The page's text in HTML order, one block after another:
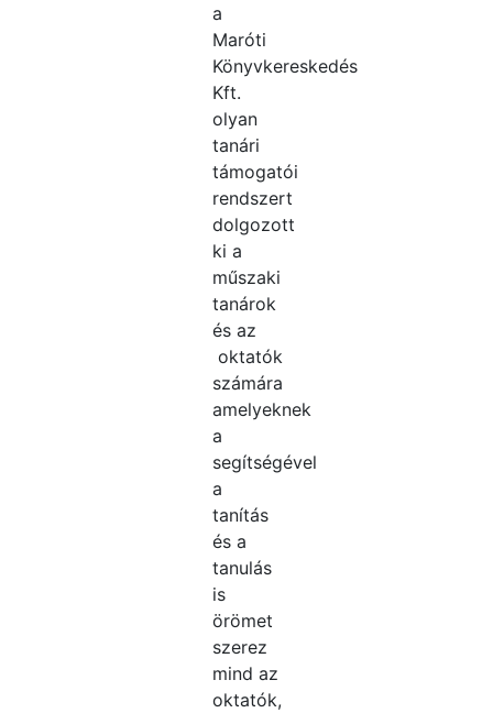
a
Maróti
Könyvkereskedés
Kft.
olyan
tanári
támogatói
rendszert
dolgozott
ki a
műszaki
tanárok
és az
oktatók
számára
amelyeknek
a
segítségével
a
tanítás
és a
tanulás
is
örömet
szerez
mind az
oktatók,